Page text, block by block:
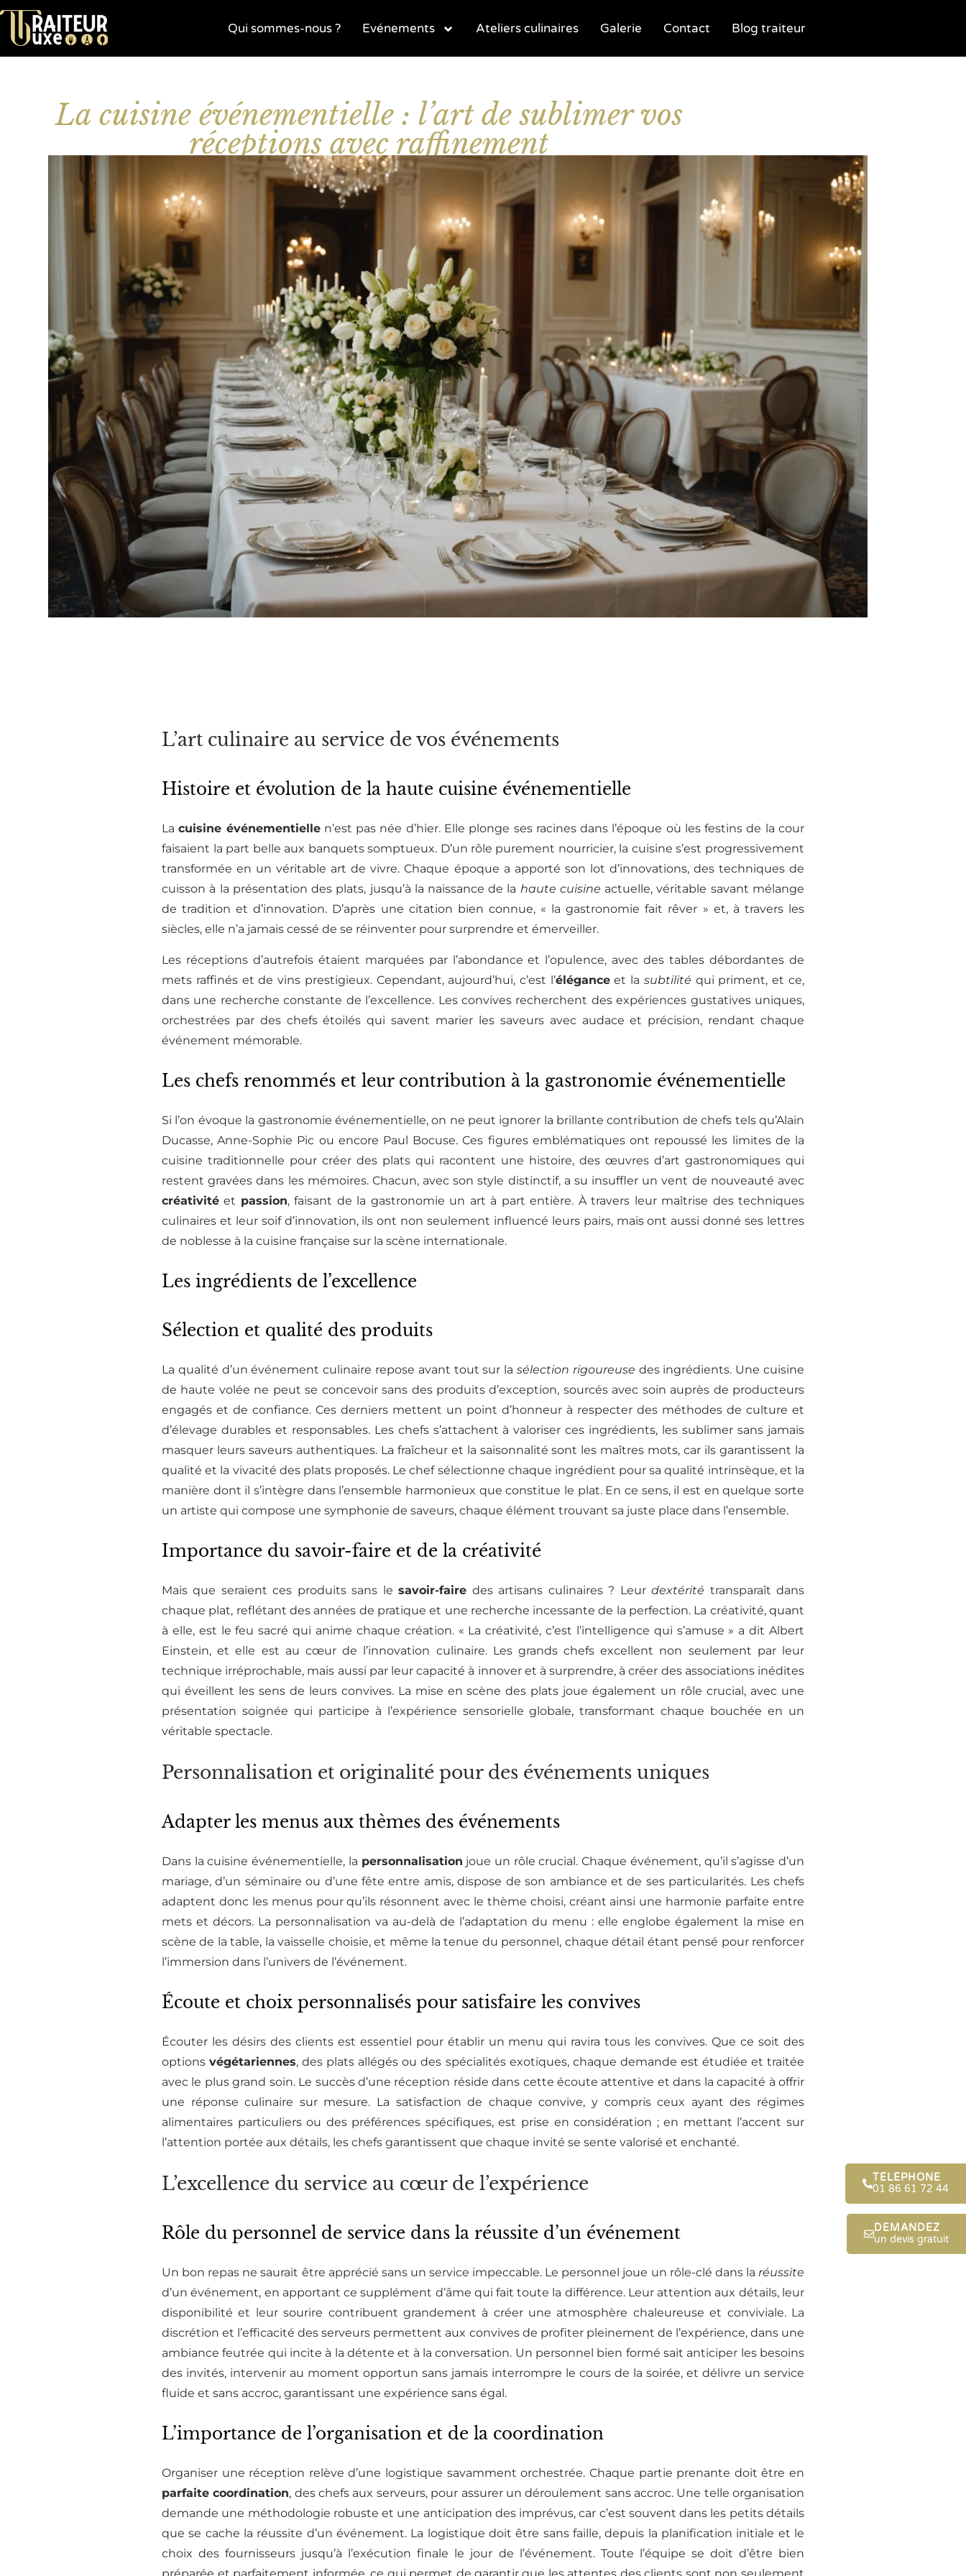
Qui sommes-nous ? Evénements Ateliers culinaires Galerie Contact Blog traiteur
La cuisine événementielle : l’art de sublimer vos
réceptions avec raffinement
L’art culinaire au service de vos événements
Histoire et évolution de la haute cuisine événementielle
Lacuisine événementiellen’est pas née d’hier. Elle plonge ses racines dans l’époque où les festins de la cour
faisaient la part belle aux banquets somptueux. D’un rôle purement nourricier, la cuisine s’est progressivement
transformée en un véritable art de vivre. Chaque époque a apporté son lot d’innovations, des techniques de
cuisson à la présentation des plats, jusqu’à la naissance de la haute cuisine actuelle, véritable savant mélange
de tradition et d’innovation. D’après une citation bien connue, « la gastronomie fait rêver » et, à travers les
siècles, elle n’a jamais cessé de se réinventer pour surprendre et émerveiller.
Les réceptions d’autrefois étaient marquées par l’abondance et l’opulence, avec des tables débordantes de
mets raffinés et de vins prestigieux. Cependant, aujourd’hui, c’est l’éléganceet la subtilité qui priment, et ce,
dans une recherche constante de l’excellence. Les convives recherchent des expériences gustatives uniques,
orchestrées par des chefs étoilés qui savent marier les saveurs avec audace et précision, rendant chaque
événement mémorable.
Les chefs renommés et leur contribution à la gastronomie événementielle
Si l’on évoque la gastronomie événementielle, on ne peut ignorer la brillante contribution de chefs tels qu’Alain
Ducasse, Anne-Sophie Pic ou encore Paul Bocuse. Ces figures emblématiques ont repoussé les limites de la
cuisine traditionnelle pour créer des plats qui racontent une histoire, des œuvres d’art gastronomiques qui
restent gravées dans les mémoires. Chacun, avec son style distinctif, a su insuffler un vent de nouveauté avec
créativité et passion, faisant de la gastronomie un art à part entière. À travers leur maîtrise des techniques
culinaires et leur soif d’innovation, ils ont non seulement influencé leurs pairs, mais ont aussi donné ses lettres
de noblesse à la cuisine française sur la scène internationale.
Les ingrédients de l’excellence
Sélection et qualité des produits
La qualité d’un événement culinaire repose avant tout sur la sélection rigoureuse des ingrédients. Une cuisine
de haute volée ne peut se concevoir sans des produits d’exception, sourcés avec soin auprès de producteurs
engagés et de confiance. Ces derniers mettent un point d’honneur à respecter des méthodes de culture et
d’élevage durables et responsables. Les chefs s’attachent à valoriser ces ingrédients, les sublimer sans jamais
masquer leurs saveurs authentiques. La fraîcheur et la saisonnalité sont les maîtres mots, car ils garantissent la
qualité et la vivacité des plats proposés. Le chef sélectionne chaque ingrédient pour sa qualité intrinsèque, et la
manière dont il s’intègre dans l’ensemble harmonieux que constitue le plat. En ce sens, il est en quelque sorte
un artiste qui compose une symphonie de saveurs, chaque élément trouvant sa juste place dans l’ensemble.
Importance du savoir-faire et de la créativité
Mais que seraient ces produits sans lesavoir-faire des artisans culinaires ? Leurdextérité transparaît dans
chaque plat, reflétant des années de pratique et une recherche incessante de la perfection. La créativité, quant
à elle, est le feu sacré qui anime chaque création. « La créativité, c’est l’intelligence qui s’amuse » a dit Albert
Einstein, et elle est au cœur de l’innovation culinaire. Les grands chefs excellent non seulement par leur
technique irréprochable, mais aussi par leur capacité à innover et à surprendre, à créer des associations inédites
qui éveillent les sens de leurs convives. La mise en scène des plats joue également un rôle crucial, avec une
présentation soignée qui participe à l’expérience sensorielle globale, transformant chaque bouchée en un
véritable spectacle.
Personnalisation et originalité pour des événements uniques
Adapter les menus aux thèmes des événements
Dans la cuisine événementielle, la personnalisation joue un rôle crucial. Chaque événement, qu’il s’agisse d’un
mariage, d’un séminaire ou d’une fête entre amis, dispose de son ambiance et de ses particularités. Les chefs
adaptent donc les menus pour qu’ils résonnent avec le thème choisi, créant ainsi une harmonie parfaite entre
mets et décors. La personnalisation va au-delà de l’adaptation du menu : elle englobe également la mise en
scène de la table, la vaisselle choisie, et même la tenue du personnel, chaque détail étant pensé pour renforcer
l’immersion dans l’univers de l’événement.
Écoute et choix personnalisés pour satisfaire les convives
Écouter les désirs des clients est essentiel pour établir un menu qui ravira tous les convives. Que ce soit des
optionsvégétariennes, des plats allégés ou des spécialités exotiques, chaque demande est étudiée et traitée
avec le plus grand soin. Le succès d’une réception réside dans cette écoute attentive et dans la capacité à offrir
une réponse culinaire sur mesure. La satisfaction de chaque convive, y compris ceux ayant des régimes
alimentaires particuliers ou des préférences spécifiques, est prise en considération ; en mettant l’accent sur
l’attention portée aux détails, les chefs garantissent que chaque invité se sente valorisé et enchanté.
L’excellence du service au cœur de l’expérience
Rôle du personnel de service dans la réussite d’un événement
Un bon repas ne saurait être apprécié sans un service impeccable. Le personnel joue un rôle-clé dans la réussite
d’un événement, en apportant ce supplément d’âme qui fait toute la différence. Leur attention aux détails, leur
disponibilité et leur sourire contribuent grandement à créer une atmosphère chaleureuse et conviviale. La
discrétion et l’efficacité des serveurs permettent aux convives de profiter pleinement de l’expérience, dans une
ambiance feutrée qui incite à la détente et à la conversation. Un personnel bien formé sait anticiper les besoins
des invités, intervenir au moment opportun sans jamais interrompre le cours de la soirée, et délivre un service
fluide et sans accroc, garantissant une expérience sans égal.
L’importance de l’organisation et de la coordination
Organiser une réception relève d’une logistique savamment orchestrée. Chaque partie prenante doit être en
parfaite coordination, des chefs aux serveurs, pour assurer un déroulement sans accroc. Une telle organisation
demande une méthodologie robuste et une anticipation des imprévus, car c’est souvent dans les petits détails
que se cache la réussite d’un événement. La logistique doit être sans faille, depuis la planification initiale et le
choix des fournisseurs jusqu’à l’exécution finale le jour de l’événement. Toute l’équipe se doit d’être bien
DEMANDEZ
un devis gratuit
TÉLÉPHONE
01 86 61 72 44